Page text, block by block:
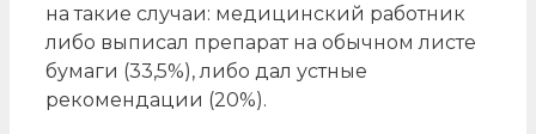
на такие случаи: медицинский работник
либо выписал препарат на обычном листе
бумаги (33,5%), либо дал устные
рекомендации (20%).